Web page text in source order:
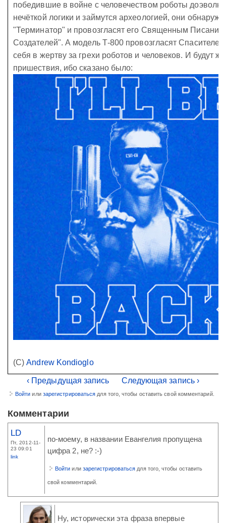
победившие в войне с человечеством роботы
нечёткой логики и займутся археологией, они
"Терминатор" и провозгласят его Священным
Создателей". А модель Т-800 провозгласят
себя в жертву за грехи роботов и человеков. И будут
пришествия, ибо сказано было:
(С)Andrew Kondioglo
‹ Предыдущая запись Следующая запись ›
Войти или зарегистрироваться для того, чтобы оставить свой комментарий.
Комментарии
LD
Пт, 2012-11-
23 09:01
link
по-моему, в названии Евангелия пропущена
цифра 2, не? :-)
Войти или зарегистрироваться для того, чтобы оставить
свой комментарий.
Ну, исторически эта фраза впервые